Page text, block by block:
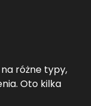
różne typy,
Oto kilka